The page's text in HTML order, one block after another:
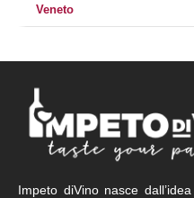
Veneto
Impeto diVino nasce